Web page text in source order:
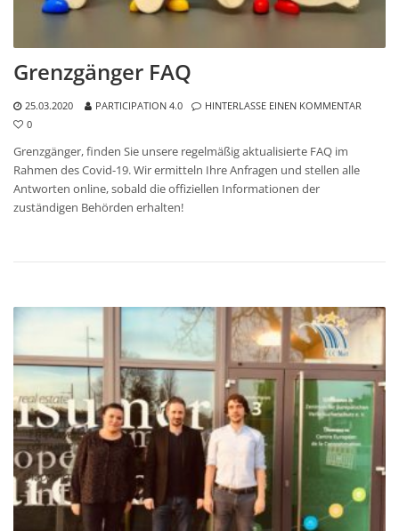
Grenzgänger FAQ
25.03.2020 PARTICIPATION 4.0
HINTERLASSE EINEN KOMMENTAR
0
Grenzgänger, finden Sie unsere regelmäßig aktualisierte FAQ im
Rahmen des Covid-19. Wir ermitteln Ihre Anfragen und stellen alle
Antworten online, sobald die offiziellen Informationen der
zuständigen Behörden erhalten!